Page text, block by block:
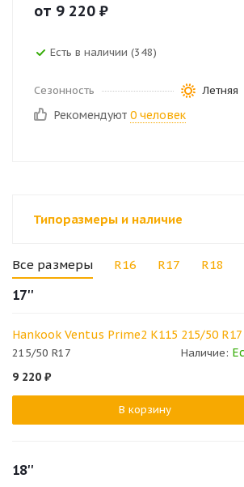
от 9 220 ₽
Есть в наличии (348)
Сезонность Летняя
Рекомендуют 0 человек
Типоразмеры и наличие
Все размеры R16 R17 R18
17''
Hankook Ventus Prime2 K115 215/50 R17
215/50 R17 Наличие:
9 220 ₽
В корзину
18''